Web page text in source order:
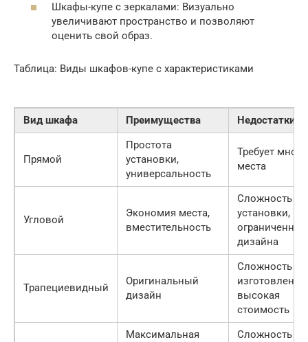
Шкафы-купе с зеркалами: Визуально
увеличивают пространство и позволяют
оценить свой образ.
Таблица: Виды шкафов-купе с характеристиками
Вид шкафа Преимущества Недостатки
Прямой
Простота
установки,
универсальность
Требует много
места
Угловой
Экономия места,
вместительность
Сложность
установки,
дизайна
Трапециевидный
Оригинальный
дизайн
Сложность
изготовления,
высокая
стоимость
Максимальная
Сложность